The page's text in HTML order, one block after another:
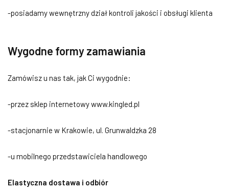
-posiadamy wewnętrzny dział kontroli jakości i obsługi klienta
Wygodne formy zamawiania
Zamówisz u nas tak, jak Ci wygodnie:
-przez sklep internetowy www.kingled.pl
-stacjonarnie w Krakowie, ul. Grunwaldzka 28
-u mobilnego przedstawiciela handlowego
Elastyczna dostawa i odbiór